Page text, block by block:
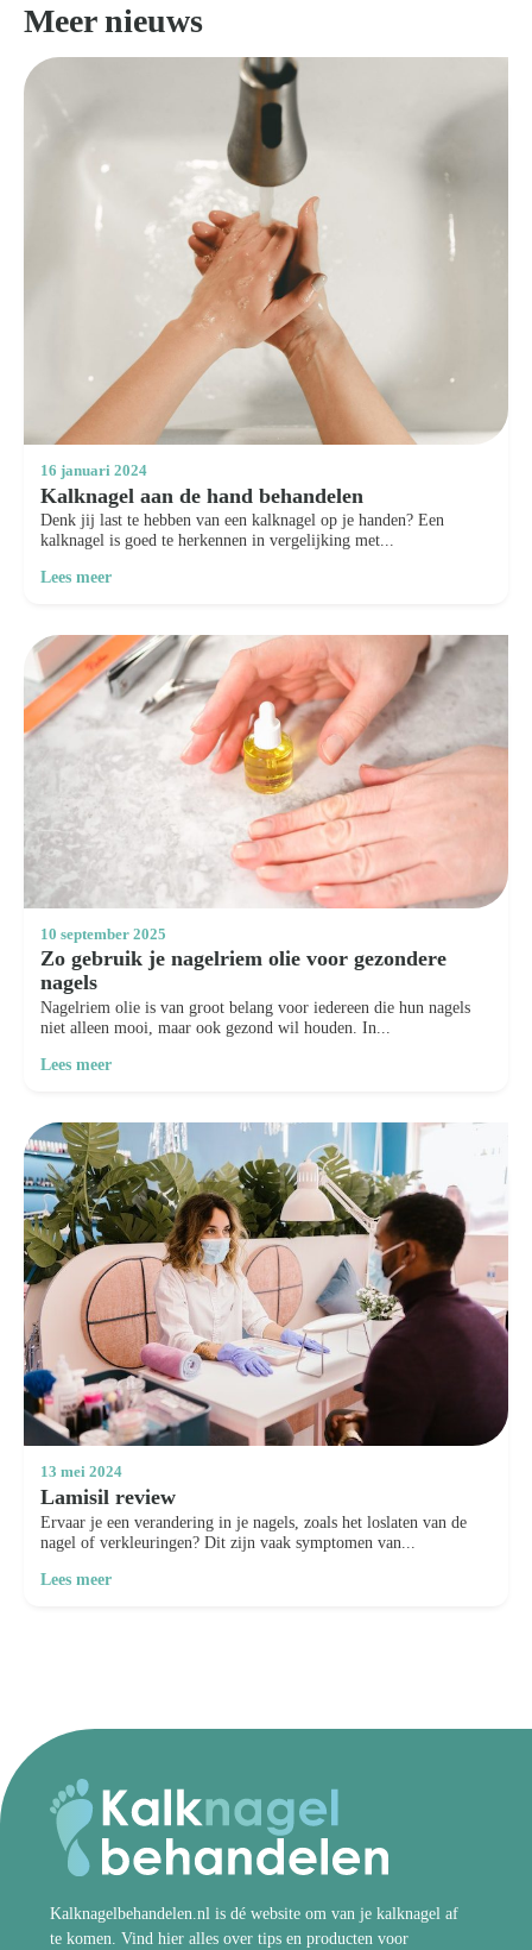
Meer nieuws
16 januari 2024
Kalknagel aan de hand behandelen
Denk jij last te hebben van een kalknagel op je handen? Een
kalknagel is goed te herkennen in vergelijking met...
Lees meer
10 september 2025
Zo gebruik je nagelriem olie voor gezondere
nagels
Nagelriem olie is van groot belang voor iedereen die hun nagels
niet alleen mooi, maar ook gezond wil houden. In...
Lees meer
13 mei 2024
Lamisil review
Ervaar je een verandering in je nagels, zoals het loslaten van de
nagel of verkleuringen? Dit zijn vaak symptomen van...
Lees meer
Kalknagelbehandelen.nl is dé website om van je kalknagel af
te komen. Vind hier alles over tips en producten voor